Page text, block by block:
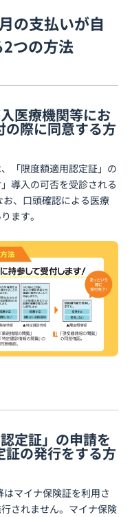
の支払いが自
つの方法
医療機関等にお
の際に同意する方
「限度額適用認定証」の
導入の可否を受診される
、口頭確認による医療
ます。
定証」の申請を
の発行をする方
マイナ保険証を利用さ
されません。マイナ保険